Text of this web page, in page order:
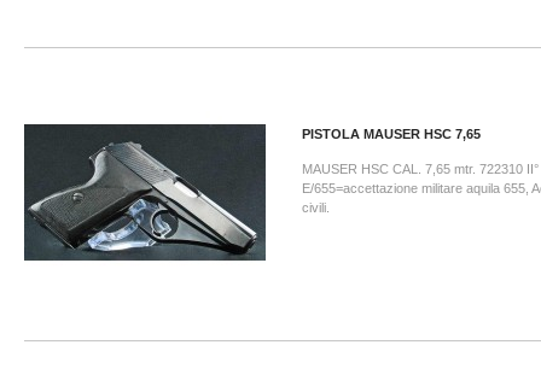
PISTOLA MAUSER HSC 7,65
MAUSER HSC CAL. 7,65 mtr. 722310
E/655=accettazione militare aquila 655,
civili.